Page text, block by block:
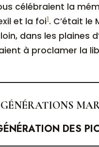
célébraient la
et la foi1. C’était le
dans les plaines
à proclamer la
GÉNÉRATIONS
DES